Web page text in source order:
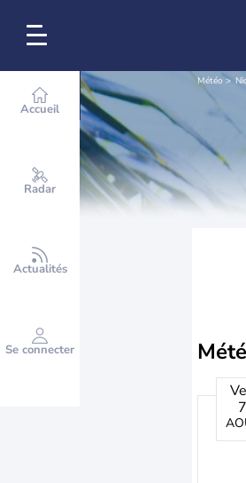
Accueil
Radar
Actualités
Se connecter
Météo
7